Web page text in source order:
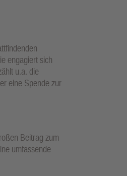
engagiert sich
u.a. die
eine Spende zur
Beitrag zum
umfassende